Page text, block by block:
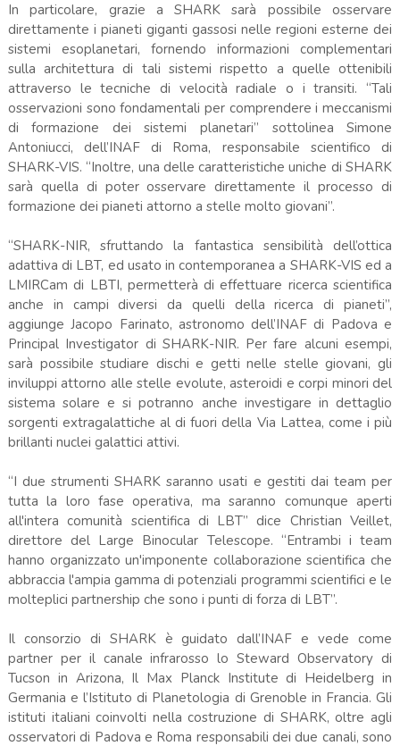
In particolare, grazie a SHARK sarà possibile osservare
direttamente i pianeti giganti gassosi nelle regioni esterne dei
sistemi esoplanetari, fornendo informazioni complementari
sulla architettura di tali sistemi rispetto a quelle ottenibili
attraverso le tecniche di velocità radiale o i transiti. “Tali
osservazioni sono fondamentali per comprendere i meccanismi
di formazione dei sistemi planetari” sottolinea Simone
Antoniucci, dell’INAF di Roma, responsabile scientifico di
SHARK-VIS. “Inoltre, una delle caratteristiche uniche di SHARK
sarà quella di poter osservare direttamente il processo di
formazione dei pianeti attorno a stelle molto giovani”.
“SHARK-NIR, sfruttando la fantastica sensibilità dell’ottica
adattiva di LBT, ed usato in contemporanea a SHARK-VIS ed a
LMIRCam di LBTI, permetterà di effettuare ricerca scientifica
anche in campi diversi da quelli della ricerca di pianeti”,
aggiunge Jacopo Farinato, astronomo dell’INAF di Padova e
Principal Investigator di SHARK-NIR. Per fare alcuni esempi,
sarà possibile studiare dischi e getti nelle stelle giovani, gli
inviluppi attorno alle stelle evolute, asteroidi e corpi minori del
sistema solare e si potranno anche investigare in dettaglio
sorgenti extragalattiche al di fuori della Via Lattea, come i più
brillanti nuclei galattici attivi.
“I due strumenti SHARK saranno usati e gestiti dai team per
tutta la loro fase operativa, ma saranno comunque aperti
all'intera comunità scientifica di LBT” dice Christian Veillet,
direttore del Large Binocular Telescope. “Entrambi i team
hanno organizzato un'imponente collaborazione scientifica che
abbraccia l'ampia gamma di potenziali programmi scientifici e le
molteplici partnership che sono i punti di forza di LBT”.
Il consorzio di SHARK è guidato dall’INAF e vede come
partner per il canale infrarosso lo Steward Observatory di
Tucson in Arizona, Il Max Planck Institute di Heidelberg in
Germania e l’Istituto di Planetologia di Grenoble in Francia. Gli
istituti italiani coinvolti nella costruzione di SHARK, oltre agli
osservatori di Padova e Roma responsabili dei due canali, sono